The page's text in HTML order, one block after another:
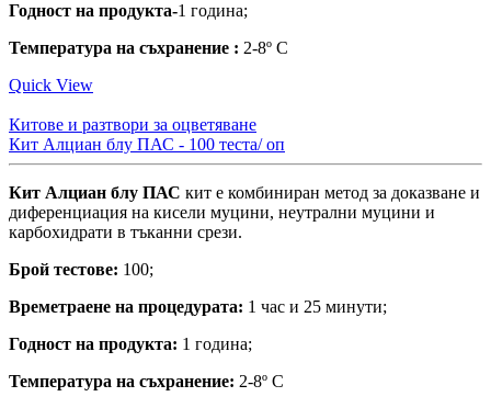
Годност на продукта-1 годинa;
Температура на съхранение : 2-8º С
Quick View
Китове и разтвори за оцветяване
Кит Алциан блу ПАС - 100 теста/ оп
Кит Алциан блу ПАС кит е комбиниран метод за доказване и
диференциация на кисели муцини, неутрални муцини и
карбохидрати в тъканни срези.
Брой тестовe: 100;
Времетраене на процедурата: 1 час и 25 минути;
Годност на продукта: 1 година;
Температура на съхранение: 2-8º С